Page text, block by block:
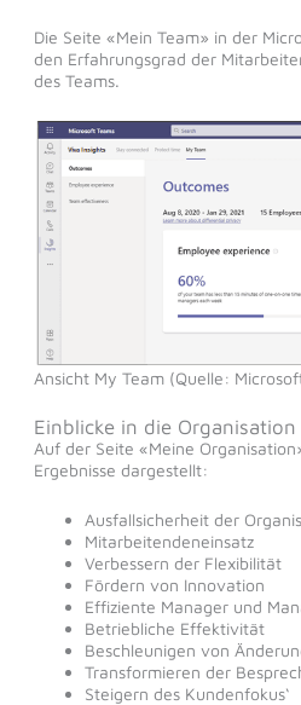
Die Seite «Mein Team» in der
den Erfahrungsgrad der
des Teams.
Ansicht My Team (Quelle:
Einblicke in die Organisation
Auf der Seite «Meine
Ergebnisse dargestellt:
Ausfallsicherheit der
Mitarbeitendeneinsatz
Verbessern der Flexibilität
Fördern von Innovation
Effiziente Manager und
Betriebliche Effektivität
Beschleunigen von
Transformieren der
Steigern des Kundenfokus‘